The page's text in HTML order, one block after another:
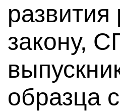
закону,
образца